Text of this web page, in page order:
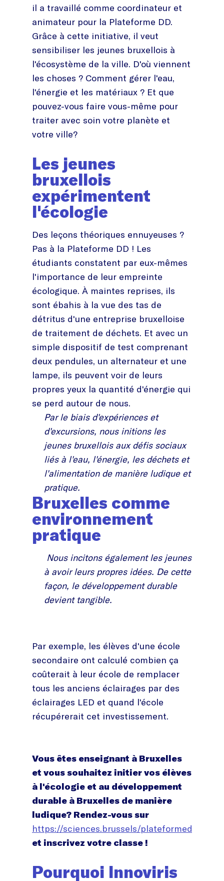
il a travaillé comme coordinateur et
animateur pour la Plateforme DD.
Grâce à cette initiative, il veut
sensibiliser les jeunes bruxellois à
l'écosystème de la ville. D'où viennent
les choses ? Comment gérer l'eau,
l'énergie et les matériaux ? Et que
pouvez-vous faire vous-même pour
traiter avec soin votre planète et
votre ville?
Les jeunes
bruxellois
expérimentent
l'écologie
Des leçons théoriques ennuyeuses ?
Pas à la Plateforme DD ! Les
étudiants constatent par eux-mêmes
l'importance de leur empreinte
écologique. À maintes reprises, ils
sont ébahis à la vue des tas de
détritus d'une entreprise bruxelloise
de traitement de déchets. Et avec un
simple dispositif de test comprenant
deux pendules, un alternateur et une
lampe, ils peuvent voir de leurs
propres yeux la quantité d'énergie qui
se perd autour de nous.
Par le biais d'expériences et
d'excursions, nous initions les
jeunes bruxellois aux défis sociaux
liés à l'eau, l'énergie, les déchets et
l'alimentation de manière ludique et
pratique.
Bruxelles comme
environnement
pratique
Nous incitons également les jeunes
à avoir leurs propres idées. De cette
façon, le développement durable
devient tangible.
Par exemple, les élèves d'une école
secondaire ont calculé combien ça
coûterait à leur école de remplacer
tous les anciens éclairages par des
éclairages LED et quand l'école
récupérerait cet investissement.
Vous êtes enseignant à Bruxelles
et vous souhaitez initier vos élèves
à l'écologie et au développement
durable à Bruxelles de manière
ludique? Rendez-vous sur
https://sciences.brussels/plateformedd
et inscrivez votre classe !
Pourquoi Innoviris